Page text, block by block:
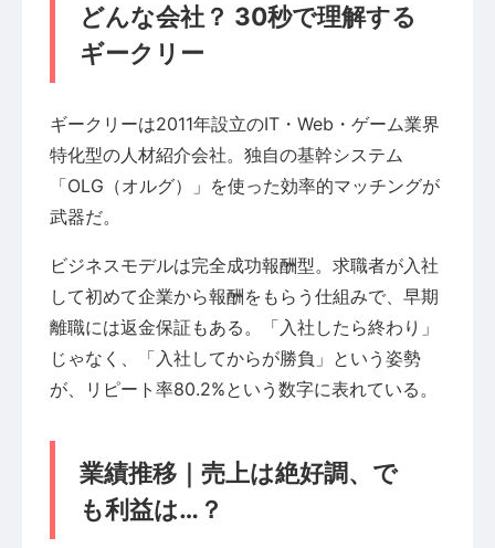
どんな会社？ 30秒で理解する
ギークリー
ギークリーは2011年設立のIT・Web・ゲーム業界
特化型の人材紹介会社。独自の基幹システム
「OLG（オルグ）」を使った効率的マッチングが
武器だ。
ビジネスモデルは完全成功報酬型。求職者が入社
して初めて企業から報酬をもらう仕組みで、早期
離職には返金保証もある。「入社したら終わり」
じゃなく、「入社してからが勝負」という姿勢
が、リピート率80.2%という数字に表れている。
業績推移｜売上は絶好調、で
も利益は…？